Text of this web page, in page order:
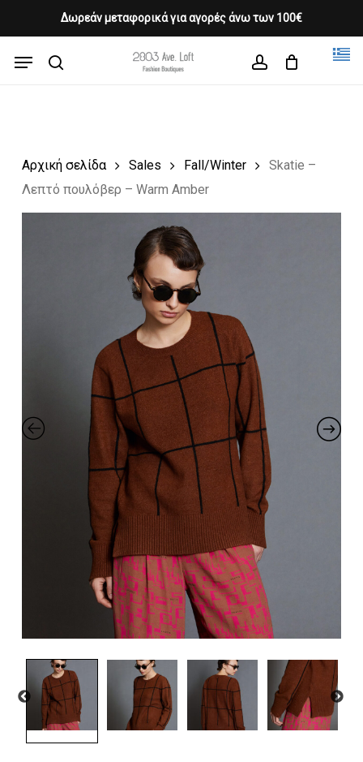
Δωρεάν μεταφορικά για αγορές άνω των 100€
content
Menu
Cart CLOSE
CART
Αρχική σελίδα Sales Fall/Winter
Skatie –
Λεπτό πουλόβερ – Warm Amber
Close